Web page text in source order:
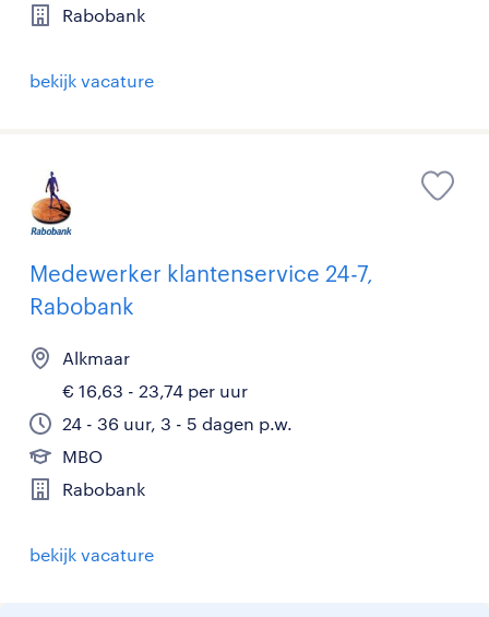
Rabobank
bekijk vacature
Medewerker klantenservice 24-7,
Rabobank
Alkmaar
€ 16,63 - 23,74 per uur
24 - 36 uur, 3 - 5 dagen p.w.
MBO
Rabobank
bekijk vacature